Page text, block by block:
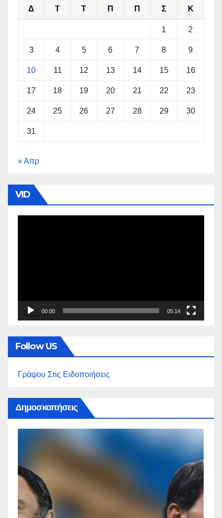
Δ Τ Τ Π Π Σ Κ
1 2
3 4 5 6 7 8 9
10 11 12 13 14 15 16
17 18 19 20 21 22 23
24 25 26 27 28 29 30
31
« Απρ
VID
00:00 05:14
Follow US
Γράψου Στις Ειδοποιήσεις
Δημοσκοπήσεις